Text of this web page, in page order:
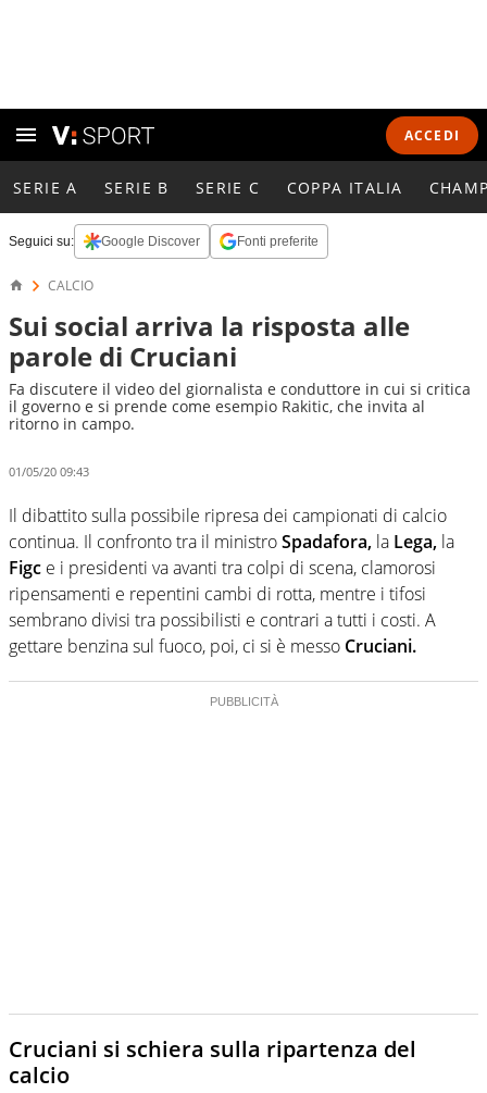
ACCEDI
SERIE A SERIE B SERIE C COPPA ITALIA
Seguici su: Google Discover Fonti preferite
CALCIO
Sui social arriva la risposta alle
parole di Cruciani
Fa discutere il video del giornalista e conduttore in cui si critica
il governo e si prende come esempio Rakitic, che invita al
ritorno in campo.
01/05/20 09:43
Il dibattito sulla possibile ripresa dei campionati di calcio
continua. Il confronto tra il ministroSpadafora, la Lega, la
Figc e i presidenti va avanti tra colpi di scena, clamorosi
ripensamenti e repentini cambi di rotta, mentre i tifosi
sembrano divisi tra possibilisti e contrari a tutti i costi. A
gettare benzina sul fuoco, poi, ci si è messo Cruciani.
Cruciani si schiera sulla ripartenza del
calcio